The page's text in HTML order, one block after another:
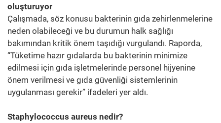
oluşturuyor
Çalışmada, söz konusu bakterinin gıda zehirlenmelerine
neden olabileceği ve bu durumun halk sağlığı
bakımından kritik önem taşıdığı vurgulandı. Raporda,
“Tüketime hazır gıdalarda bu bakterinin minimize
edilmesi için gıda işletmelerinde personel hijyenine
önem verilmesi ve gıda güvenliği sistemlerinin
uygulanması gerekir” ifadeleri yer aldı.
Staphylococcus aureus nedir?